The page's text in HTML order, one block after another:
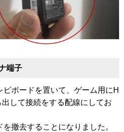
端子
ボードを置いて、ゲーム用にH
して接続をする配線にしてお
撤去することになりました。